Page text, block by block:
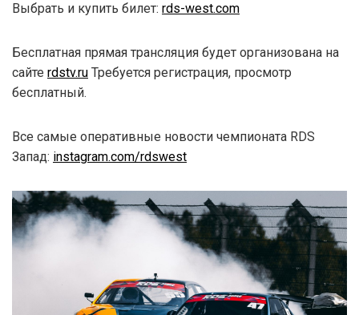
Выбрать и купить билет: rds-west.com
Бесплатная прямая трансляция будет организована на
сайте rdstv.ru Требуется регистрация, просмотр
бесплатный.
Все самые оперативные новости чемпионата RDS
Запад: instagram.com/rdswest